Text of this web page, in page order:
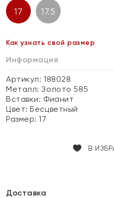
17 17.5
Как узнать свой размер
Информация
Артикул: 188028
Металл:Золото 585
Вставки: Фианит
Цвет:Бесцветный
Размер:17
В
Доставка